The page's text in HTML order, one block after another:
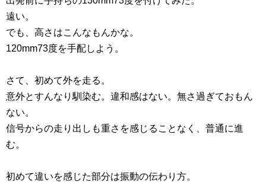
遠い。
でも、高さはこんなもんかな。
120mm73度を手配しよう。
さて、初めて外を走る。
意外とすんなり馴染む。違和感はない。無さ過ぎておもん
ない。
信号からの走り出しも重さを感じることなく、普通に進
む。
初めて違いを感じた部分は振動の伝わり方。